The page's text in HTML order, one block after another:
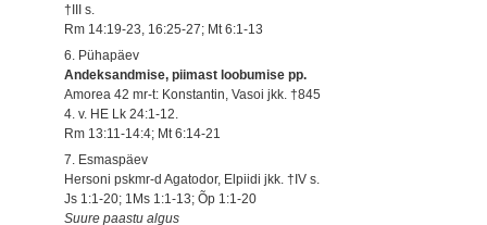
†III s.
Rm 14:19-23, 16:25-27; Mt 6:1-13
6. Pühapäev
Andeksandmise, piimast loobumise pp.
Amorea 42 mr-t: Konstantin, Vasoi jkk. †845
4. v. HE Lk 24:1-12.
Rm 13:11-14:4; Mt 6:14-21
7. Esmaspäev
Hersoni pskmr-d Agatodor, Elpiidi jkk. †IV s.
Js 1:1-20; 1Ms 1:1-13; Õp 1:1-20
Suure paastu algus